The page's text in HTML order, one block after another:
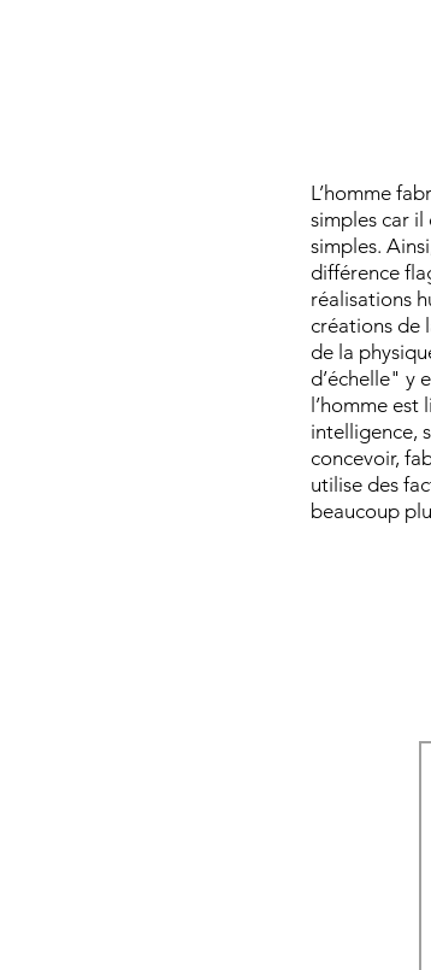
L’homme
simples car il
simples.
différence
réalisations
créations de
de la
d’échelle" y
l’homme
intelligence,
concevoir,
utilise des
beaucoup